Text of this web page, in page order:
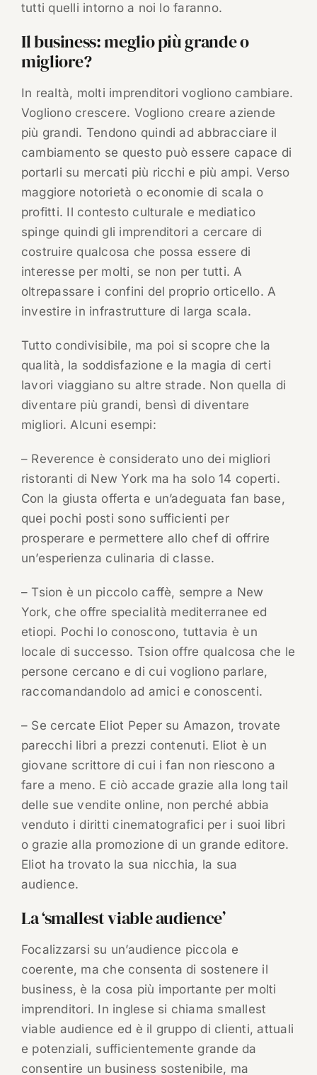
tutti quelli intorno a noi lo faranno.
Il business: meglio più grande o
migliore?
In realtà, molti imprenditori vogliono cambiare.
Vogliono crescere. Vogliono creare aziende
più grandi. Tendono quindi ad abbracciare il
cambiamento se questo può essere capace di
portarli su mercati più ricchi e più ampi. Verso
maggiore notorietà o economie di scala o
profitti. Il contesto culturale e mediatico
spinge quindi gli imprenditori a cercare di
costruire qualcosa che possa essere di
interesse per molti, se non per tutti. A
oltrepassare i confini del proprio orticello. A
investire in infrastrutture di larga scala.
Tutto condivisibile, ma poi si scopre che la
qualità, la soddisfazione e la magia di certi
lavori viaggiano su altre strade. Non quella di
diventare più grandi, bensì di diventare
migliori. Alcuni esempi:
– Reverence è considerato uno dei migliori
ristoranti di New York ma ha solo 14 coperti.
Con la giusta offerta e un’adeguata fan base,
quei pochi posti sono sufficienti per
prosperare e permettere allo chef di offrire
un’esperienza culinaria di classe.
– Tsion è un piccolo caffè, sempre a New
York, che offre specialità mediterranee ed
etiopi. Pochi lo conoscono, tuttavia è un
locale di successo. Tsion offre qualcosa che le
persone cercano e di cui vogliono parlare,
raccomandandolo ad amici e conoscenti.
– Se cercate Eliot Peper su Amazon, trovate
parecchi libri a prezzi contenuti. Eliot è un
giovane scrittore di cui i fan non riescono a
fare a meno. E ciò accade grazie alla long tail
delle sue vendite online, non perché abbia
venduto i diritti cinematografici per i suoi libri
o grazie alla promozione di un grande editore.
Eliot ha trovato la sua nicchia, la sua
audience.
La ‘smallest viable audience’
Focalizzarsi su un’audience piccola e
coerente, ma che consenta di sostenere il
business, è la cosa più importante per molti
imprenditori. In inglese si chiama smallest
viable audience ed è il gruppo di clienti, attuali
e potenziali, sufficientemente grande da
consentire un business sostenibile, ma